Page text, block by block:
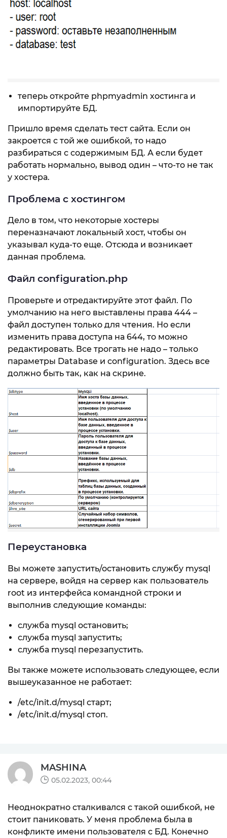
теперь откройте phpmyadmin хостинга и
импортируйте БД.
Пришло время сделать тест сайта. Если он
закроется с той же ошибкой, то надо
разбираться с содержимым БД. А если будет
работать нормально, вывод один – что-то не так
у хостера.
Проблема с хостингом
Дело в том, что некоторые хостеры
переназначают локальный хост, чтобы он
указывал куда-то еще. Отсюда и возникает
данная проблема.
Файл configuration.php
Проверьте и отредактируйте этот файл. По
умолчанию на него выставлены права 444 –
файл доступен только для чтения. Но если
изменить права доступа на 644, то можно
редактировать. Все трогать не надо – только
параметры Database и configuration. Здесь все
должно быть так, как на скрине.
Переустановка
Вы можете запустить/остановить службу mysql
на сервере, войдя на сервер как пользователь
root из интерфейса командной строки и
выполнив следующие команды:
служба mysql остановить;
служба mysql запустить;
служба mysql перезапустить.
Вы также можете использовать следующее, если
вышеуказанное не работает:
/etc/init.d/mysql старт;
/etc/init.d/mysql стоп.
MASHINA
05.02.2023, 00:44
Неоднократно сталкивался с такой ошибкой, не
стоит паниковать. У меня проблема была в
конфликте имени пользователя с БД. Конечно